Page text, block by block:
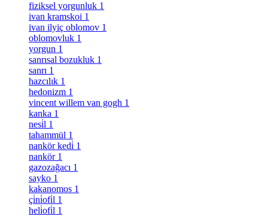
fiziksel yorgunluk 1
ivan kramskoi 1
ivan ilyiç oblomov 1
oblomovluk 1
yorgun 1
sanrısal bozukluk 1
sanrı 1
hazcılık 1
hedonizm 1
vincent willem van gogh 1
kanka 1
nesi̇l 1
tahammül 1
nankör kedi̇ 1
nankör 1
gazozağacı 1
sayko 1
kakanomos 1
çi̇ni̇ofi̇l 1
heli̇ofi̇l 1